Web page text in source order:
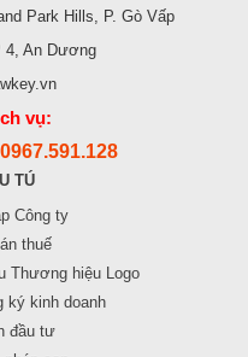
Park Hills, P. Gò Vấp
4, An Dương
vụ:
0967.591.128
TÚ
Công ty
thuế
Thương hiệu Logo
ký kinh doanh
đầu tư